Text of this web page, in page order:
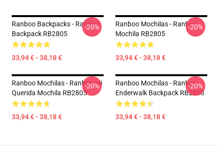
Ranboo Backpacks - Ranboo
Backpack RB2805
33,94 € - 38,18 €
-20%
Ranboo Mochilas - Ranboo
Mochila RB2805
33,94 € - 38,18 €
-20%
Ranboo Mochilas - Ranboo Mi
Querida Mochila RB2805
33,94 € - 38,18 €
-20%
Ranboo Mochilas - Ranboo
Enderwalk Backpack RB2805
33,94 € - 38,18 €
-20%